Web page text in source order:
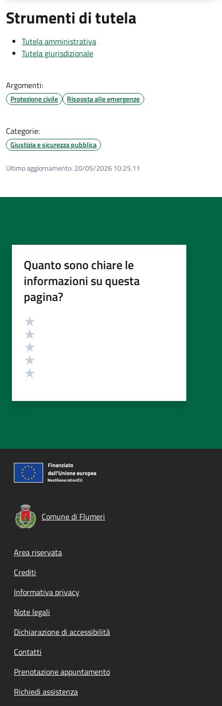
Strumenti di tutela
Tutela amministrativa
Tutela giurisdizionale
Argomenti:
Protezione civile Risposta alle emergenze
Categorie:
Giustizia e sicurezza pubblica
Ultimo aggiornamento: 20/05/2026 10:25.11
Quanto sono chiare le
informazioni su questa
pagina?
Valutazione
Comune di Flumeri
Footer menu
Area riservata
Crediti
Informativa privacy
Note legali
Dichiarazione di accessibilità
Contatti
Prenotazione appuntamento
Richiedi assistenza